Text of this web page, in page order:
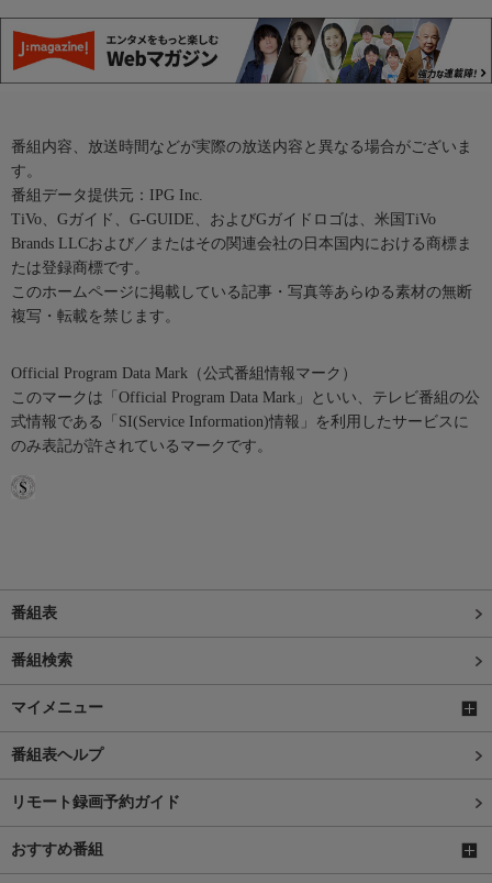
番組内容、放送時間などが実際の放送内容と異なる場合がございま
す。
番組データ提供元：IPG Inc.
TiVo、Gガイド、G-GUIDE、およびGガイドロゴは、米国TiVo
Brands LLCおよび／またはその関連会社の日本国内における商標ま
たは登録商標です。
このホームページに掲載している記事・写真等あらゆる素材の無断
複写・転載を禁じます。
Official Program Data Mark（公式番組情報マーク）
このマークは「Official Program Data Mark」といい、テレビ番組の公
式情報である「SI(Service Information)情報」を利用したサービスに
のみ表記が許されているマークです。
番組表
番組検索
マイメニュー
番組表ヘルプ
リモート録画予約ガイド
おすすめ番組